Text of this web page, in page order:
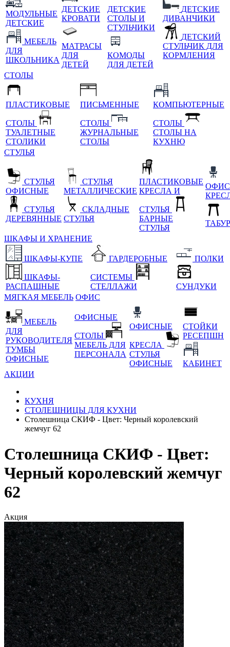
МОДУЛЬНЫЕ
ДЕТСКИЕ
МЕБЕЛЬ
ДЛЯ
ШКОЛЬНИКА
ДЕТСКИЕ
КРОВАТИ
МАТРАСЫ
ДЛЯ
ДЕТЕЙ
ДЕТСКИЕ
СТОЛЫ И
СТУЛЬЧИКИ
КОМОДЫ
ДЛЯ ДЕТЕЙ
ДЕТСКИЕ
ДИВАНЧИКИ
ДЕТСКИЙ
СТУЛЬЧИК ДЛЯ
КОРМЛЕНИЯ
СТОЛЫ
ПЛАСТИКОВЫЕ
СТОЛЫ
ТУАЛЕТНЫЕ
СТОЛИКИ
ПИСЬМЕННЫЕ
СТОЛЫ
ЖУРНАЛЬНЫЕ
СТОЛЫ
КОМПЬЮТЕРНЫЕ
СТОЛЫ
СТОЛЫ НА
КУХНЮ
СТУЛЬЯ
СТУЛЬЯ
ОФИСНЫЕ
СТУЛЬЯ
ДЕРЕВЯННЫЕ
СТУЛЬЯ
МЕТАЛЛИЧЕСКИЕ
СКЛАДНЫЕ
СТУЛЬЯ
ПЛАСТИКОВЫЕ
КРЕСЛА И
СТУЛЬЯ
БАРНЫЕ
СТУЛЬЯ
ШКАФЫ И ХРАНЕНИЕ
ШКАФЫ-КУПЕ
ШКАФЫ-
РАСПАШНЫЕ
ГАРДЕРОБНЫЕ
СИСТЕМЫ
СТЕЛЛАЖИ
ПОЛКИ
СУНДУКИ
МЯГКАЯ МЕБЕЛЬ ОФИС
МЕБЕЛЬ
ДЛЯ
РУКОВОДИТЕЛЯ
ТУМБЫ
ОФИСНЫЕ
ОФИСНЫЕ
СТОЛЫ
МЕБЕЛЬ ДЛЯ
ПЕРСОНАЛА
ОФИСНЫЕ
КРЕСЛА
СТУЛЬЯ
ОФИСНЫЕ
СТОЙКИ
РЕСЕПШН
КАБИНЕТ
АКЦИИ
КУХНЯ
СТОЛЕШНИЦЫ ДЛЯ КУХНИ
Столешница СКИФ - Цвет: Черный королевский
жемчуг 62
Столешница СКИФ - Цвет:
Черный королевский жемчуг
62
Акция